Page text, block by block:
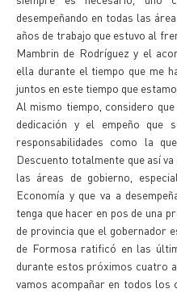
desempeñando en todas las
años de trabajo que estuvo al
Mambrin de Rodríguez y el
ella durante el tiempo que me
juntos en este tiempo que
Al mismo tiempo, considero
dedicación y el empeño que
responsabilidades como la
Descuento totalmente que así
las áreas de gobierno,
Economía y que va a
tenga que hacer en pos de una
de provincia que el gobernador
de Formosa ratificó en las
durante estos próximos cuatro
vamos acompañar en todos los